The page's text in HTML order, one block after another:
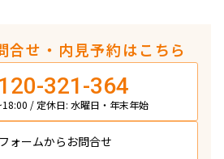
合せ・内見予約はこちら
321-364
/ 定休日: 水曜日・年末年始
フォームから お問合せ